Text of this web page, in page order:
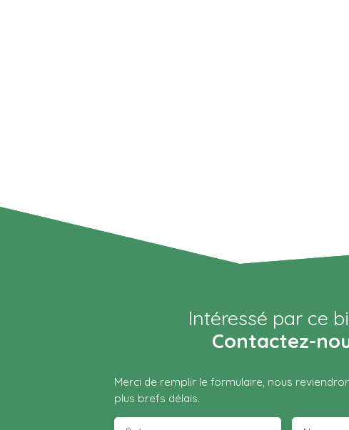
Intéressé par ce
Contactez-
Merci de remplir le formulaire, nous
plus brefs délais.